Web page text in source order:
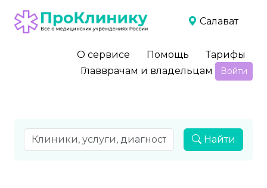
Салават
О сервисе Помощь
Тарифы
Главврачам и владельцам
Войти
Найти